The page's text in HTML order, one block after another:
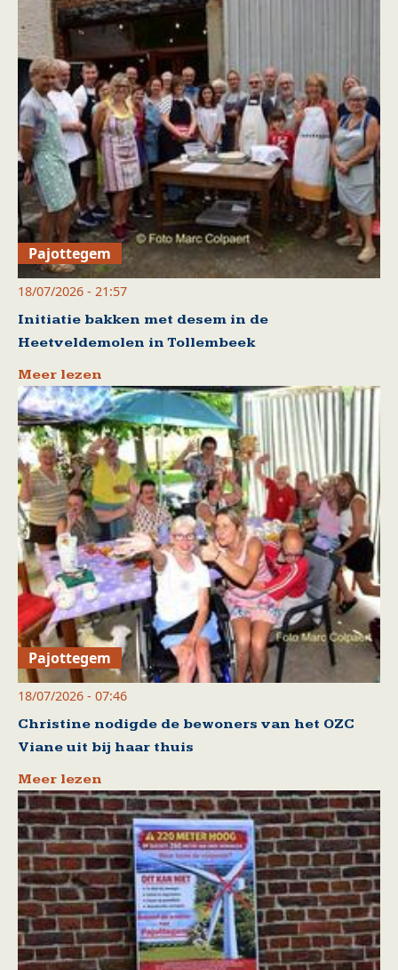
Pajottegem
18/07/2026 - 21:57
Initiatie bakken met desem in de
Heetveldemolen in Tollembeek
Meer lezen
Pajottegem
18/07/2026 - 07:46
Christine nodigde de bewoners van het OZC
Viane uit bij haar thuis
Meer lezen